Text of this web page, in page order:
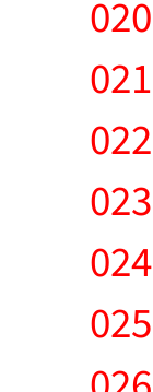
020
021
022
023
024
025